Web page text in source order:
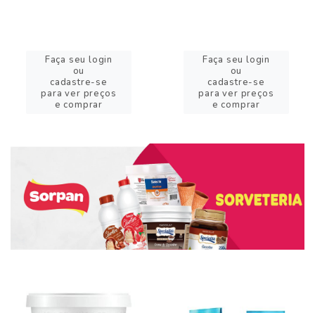
Faça seu login
ou
cadastre-se
para ver preços
e comprar
Faça seu login
ou
cadastre-se
para ver preços
e comprar